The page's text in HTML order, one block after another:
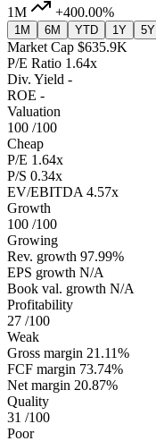
1M
+400.00%
1M 6M YTD 1Y 5Y
Market Cap $635.9K
P/E Ratio 1.64x
Div. Yield -
ROE -
Valuation
100 /100
Cheap
P/E 1.64x
P/S 0.34x
EV/EBITDA 4.57x
Growth
100 /100
Growing
Rev. growth 97.99%
EPS growth N/A
Book val. growth N/A
Profitability
27 /100
Weak
Gross margin 21.11%
FCF margin 73.74%
Net margin 20.87%
Quality
31 /100
Poor